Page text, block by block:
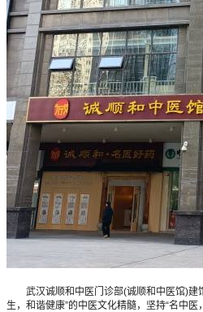
武汉诚顺和中医门诊部(诚顺和中医馆)建
生，和谐健康”的中医文化精髓，坚持“名中